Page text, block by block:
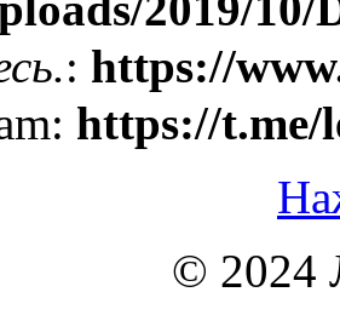
: https://
https://t.me/
© 2024